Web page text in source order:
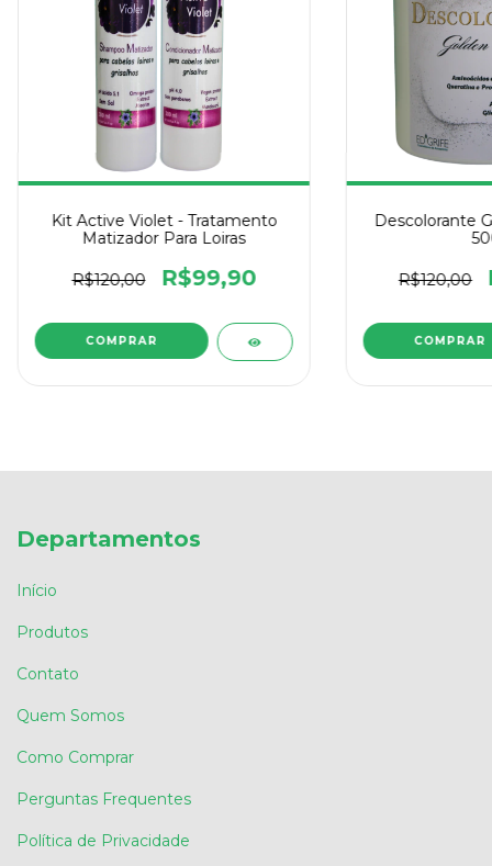
Kit Active Violet - Tratamento
Matizador Para Loiras
R$120,00 R$99,90
Descolorante
R$120,00
Departamentos
Início
Produtos
Contato
Quem Somos
Como Comprar
Perguntas Frequentes
Política de Privacidade